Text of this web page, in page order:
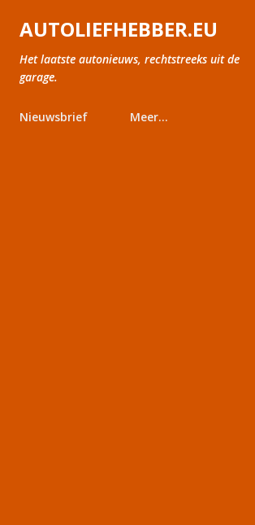
Doorgaan naar hoofdcontent
AUTOLIEFHEBBER.EU
Het laatste autonieuws, rechtstreeks uit de
garage.
Nieuwsbrief Meer…